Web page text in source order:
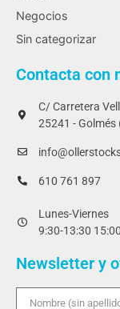
Negocios
Sin categorizar
Contacta con
C/ Carretera
25241 - Golmés
610 761 897
Lunes-Viernes
9:30-13:30
Newsletter y